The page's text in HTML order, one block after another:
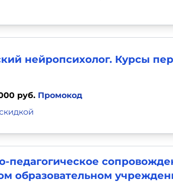
нейропсихолог. Курсы
руб. Промокод
педагогическое
образовательном